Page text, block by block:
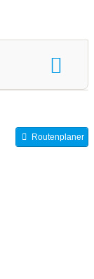
Routenplaner